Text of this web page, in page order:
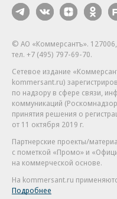
© АО «Коммерсантъ».
тел. +7 (495) 797-69-70.
Сетевое издание
kommersant.ru)
по надзору в сфере связи,
коммуникаций
принятия решения о
от 11 октября 2019 г.
Партнерские проекты/
с пометкой «Промо» и
на коммерческой основе.
На kommersant.ru
Подробнее